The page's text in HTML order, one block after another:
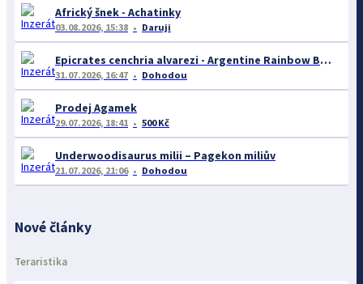
Africký šnek - Achatinky
03.08.2026, 15:38 Daruji
Epicrates cenchria alvarezi - Argentine Rainbow Boa
31.07.2026, 16:47 Dohodou
Prodej Agamek
29.07.2026, 18:41 500 Kč
Underwoodisaurus milii – Pagekon miliův
21.07.2026, 21:06 Dohodou
Nové články
Teraristika